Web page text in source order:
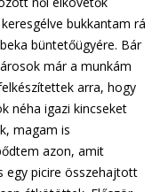
bukkantam rá
büntetőügyére. Bár
már a munkám
arra, hogy
néha igazi kincseket
magam is
azon, amit
egy picire összehajtott